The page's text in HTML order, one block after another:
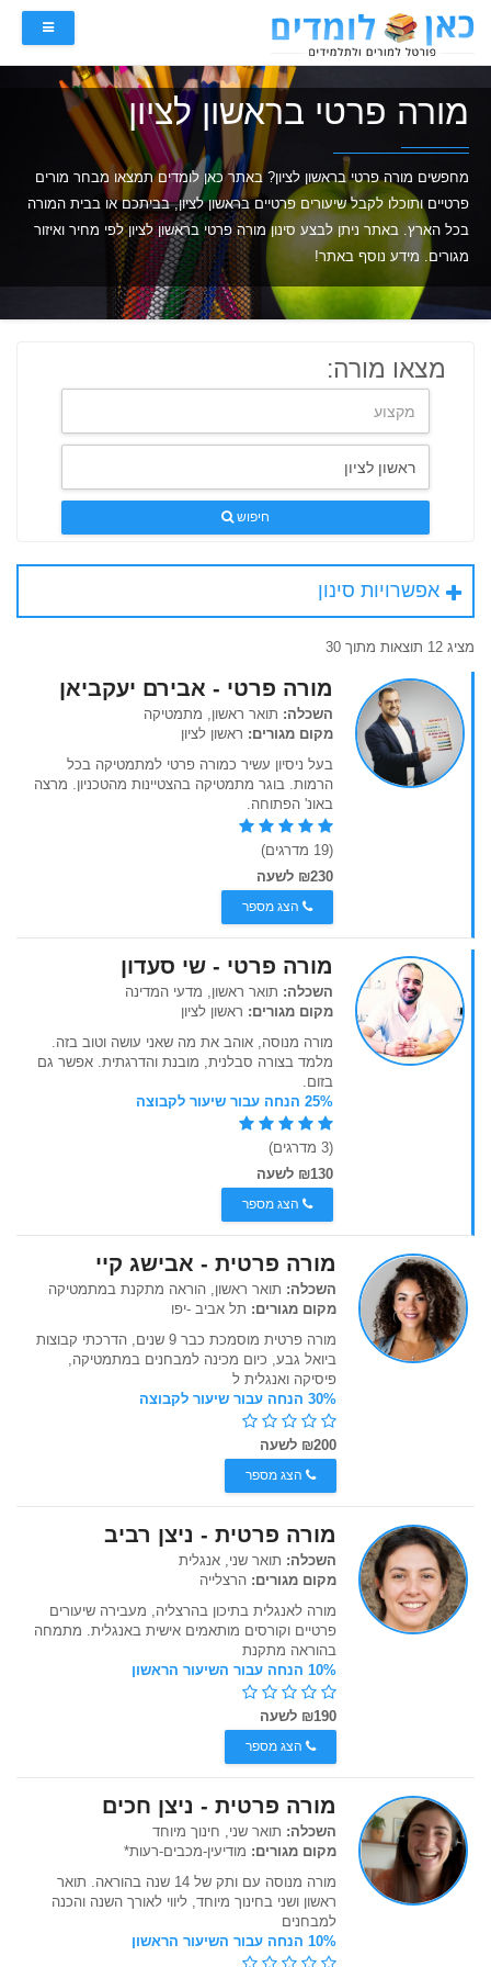
מורה פרטי בראשון לציון
מחפשים מורה פרטי בראשון לציון? באתר כאן לומדים תמצאו מבחר מורים
פרטיים ותוכלו לקבל שיעורים פרטיים בראשון לציון, בביתכם או בבית המורה
בכל הארץ. באתר ניתן לבצע סינון מורה פרטי בראשון לציון לפי מחיר ואיזור
מגורים. מידע נוסף באתר!
מצאו מורה:
חיפוש
אפשרויות סינון
מציג 12 תוצאות מתוך 30
מורה פרטי - אבירם יעקביאן
השכלה: תואר ראשון, מתמטיקה
מקום מגורים: ראשון לציון
בעל ניסיון עשיר כמורה פרטי למתמטיקה בכל
הרמות. בוגר מתמטיקה בהצטיינות מהטכניון. מרצה
באונ' הפתוחה.
(19 מדרגים)
₪230 לשעה
הצג מספר
מורה פרטי - שי סעדון
השכלה: תואר ראשון, מדעי המדינה
מקום מגורים: ראשון לציון
מורה מנוסה, אוהב את מה שאני עושה וטוב בזה.
מלמד בצורה סבלנית, מובנת והדרגתית. אפשר גם
בזום.
25% הנחה עבור שיעור לקבוצה
(3 מדרגים)
₪130 לשעה
הצג מספר
מורה פרטית - אבישג קיי
השכלה: תואר ראשון, הוראה מתקנת במתמטיקה
מקום מגורים: תל אביב -יפו
מורה פרטית מוסמכת כבר 9 שנים, הדרכתי קבוצות
ביואל גבע, כיום מכינה למבחנים במתמטיקה,
פיסיקה ואנגלית ל
30% הנחה עבור שיעור לקבוצה
₪200 לשעה
הצג מספר
מורה פרטית - ניצן רביב
השכלה: תואר שני, אנגלית
מקום מגורים: הרצלייה
מורה לאנגלית בתיכון בהרצליה, מעבירה שיעורים
פרטיים וקורסים מותאמים אישית באנגלית. מתמחה
בהוראה מתקנת
10% הנחה עבור השיעור הראשון
₪190 לשעה
הצג מספר
מורה פרטית - ניצן חכים
השכלה: תואר שני, חינוך מיוחד
מקום מגורים: מודיעין-מכבים-רעות*
מורה מנוסה עם ותק של 14 שנה בהוראה. תואר
ראשון ושני בחינוך מיוחד, ליווי לאורך השנה והכנה
למבחנים
10% הנחה עבור השיעור הראשון